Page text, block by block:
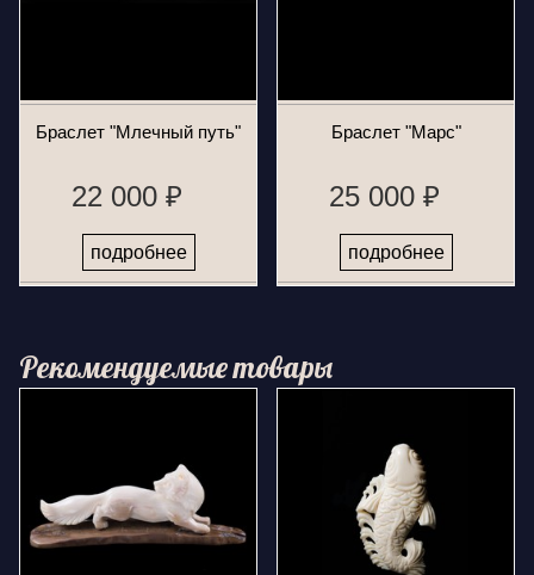
Браслет "Млечный путь"
22 000 ₽
подробнее
Браслет "Марс"
25 000 ₽
подробнее
Рекомендуемые товары